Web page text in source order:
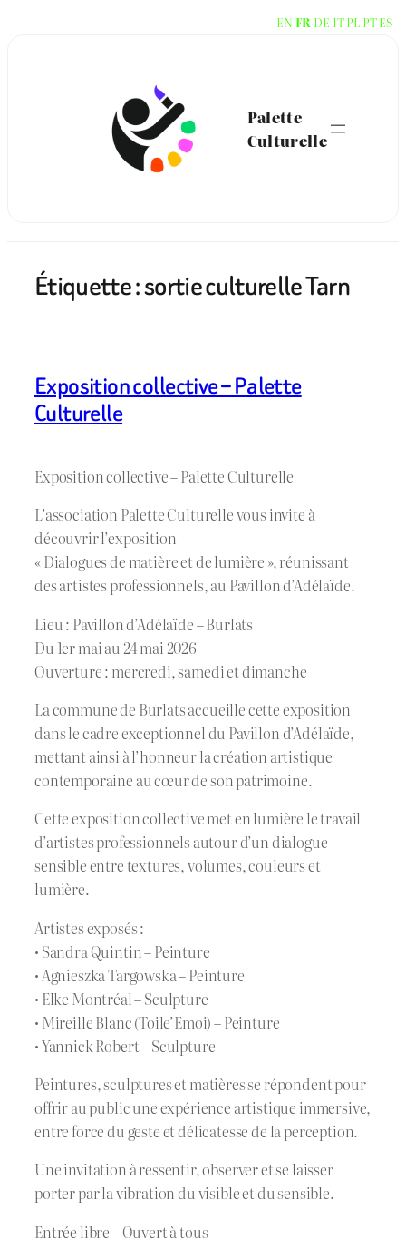
Palette
Culturelle
Étiquette :sortie culturelle Tarn
Exposition collective – Palette
Culturelle
Exposition collective – Palette Culturelle
L’association Palette Culturelle vous invite à
découvrir l’exposition
« Dialogues de matière et de lumière », réunissant
des artistes professionnels, au Pavillon d’Adélaïde.
Lieu : Pavillon d’Adélaïde – Burlats
Du 1er mai au 24 mai 2026
Ouverture : mercredi, samedi et dimanche
La commune de Burlats accueille cette exposition
dans le cadre exceptionnel du Pavillon d’Adélaïde,
mettant ainsi à l’honneur la création artistique
contemporaine au cœur de son patrimoine.
Cette exposition collective met en lumière le travail
d’artistes professionnels autour d’un dialogue
sensible entre textures, volumes, couleurs et
lumière.
Artistes exposés :
• Sandra Quintin – Peinture
• Agnieszka Targowska – Peinture
• Elke Montréal – Sculpture
• Mireille Blanc (Toile’Emoi) – Peinture
• Yannick Robert – Sculpture
Peintures, sculptures et matières se répondent pour
offrir au public une expérience artistique immersive,
entre force du geste et délicatesse de la perception.
Une invitation à ressentir, observer et se laisser
porter par la vibration du visible et du sensible.
Entrée libre – Ouvert à tous
EN FR DE ITPL PTES